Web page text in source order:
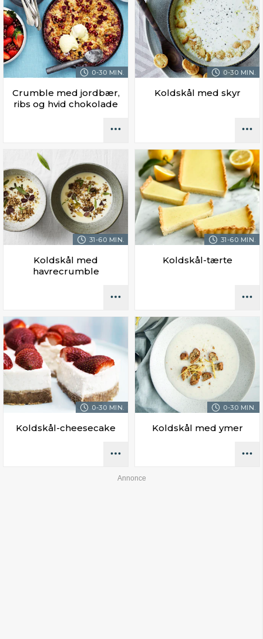
0-30 MIN.
Crumble med jordbær,
ribs og hvid chokolade
0-30 MIN.
Koldskål med skyr
31-60 MIN.
Koldskål med
havrecrumble
31-60 MIN.
Koldskål-tærte
0-30 MIN.
Koldskål-cheesecake
0-30 MIN.
Koldskål med ymer